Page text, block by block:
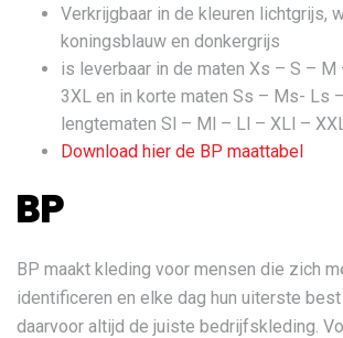
Verkrijgbaar in de kleuren lichtgrijs,
koningsblauw en donkergrijs
is leverbaar in de maten Xs – S –
3XL en in korte maten Ss – Ms- Ls
lengtematen Sl – Ml – Ll – XLl –
Download hier de BP maattabel
BP
BP maakt kleding voor mensen die zich
identificeren en elke dag hun uiterste
daarvoor altijd de juiste bedrijfskleding.